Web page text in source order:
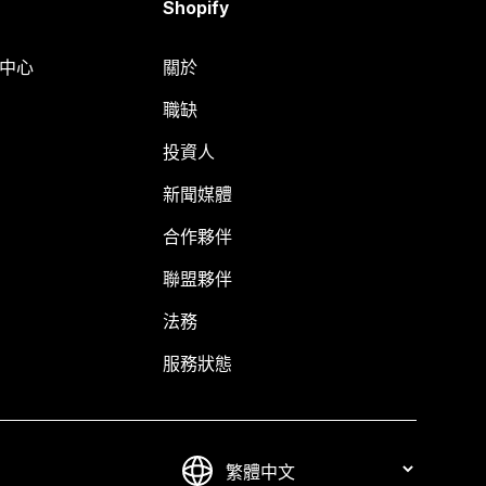
心
Shopify
關於
職缺
投資人
新聞媒體
合作夥伴
聯盟夥伴
法務
服務狀態